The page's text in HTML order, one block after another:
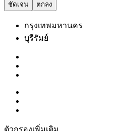
ชัดเจน ตกลง
กรุงเทพมหานคร
บุรีรัมย์
ตัวกรองเพิ่มเติม